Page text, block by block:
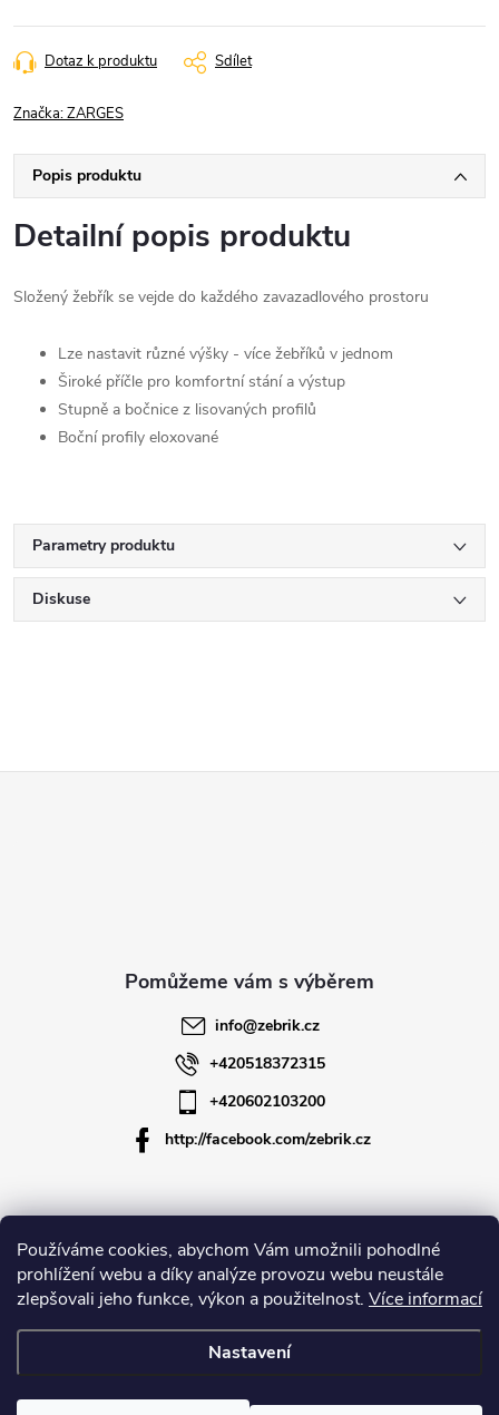
Používáme cookies, abychom Vám umožnili pohodlné
prohlížení webu a díky analýze provozu webu neustále
zlepšovali jeho funkce, výkon a použitelnost. Více informací
Nastavení
Dotaz k produktu Sdílet
Značka:ZARGES
Popis produktu
Detailní popis produktu
Složený žebřík se vejde do každého zavazadlového prostoru
Lze nastavit různé výšky - více žebříků v jednom
Široké příčle pro komfortní stání a výstup
Stupně a bočnice z lisovaných profilů
Boční profily eloxované
Parametry produktu
Diskuse
info@zebrik.cz
+420518372315
+420602103200
http://facebook.com/zebrik.cz
Informace pro vás
O společnosti
cookies